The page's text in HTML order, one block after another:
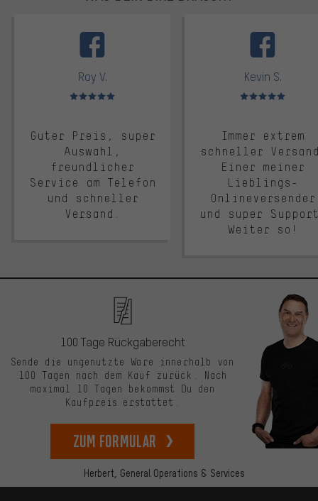
Roy V.
Bewertungen: 5 von 5
Guter Preis, super
Auswahl,
freundlicher
Service am Telefon
und schneller
Versand.
Kevin S.
Bewertungen: 5 von 5
Immer extrem
schneller
Einer meiner
Lieblings-
Onlineversender
und super
Weiter so!
Herbert, General Operations & Services
100 Tage Rückgaberecht
Sende die ungenutzte Ware innerhalb von
100 Tagen nach dem Kauf zurück. Nach
maximal 10 Tagen bekommst Du den
Kaufpreis erstattet.
zum Formular